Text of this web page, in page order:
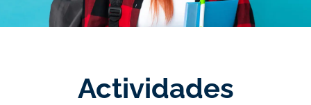
Actividades